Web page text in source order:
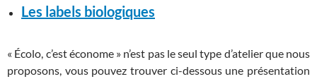
Les labels biologiques
« Écolo, c’est économe » n’est pas le seul type d’atelier que nous
proposons, vous pouvez trouver ci-dessous une présentation